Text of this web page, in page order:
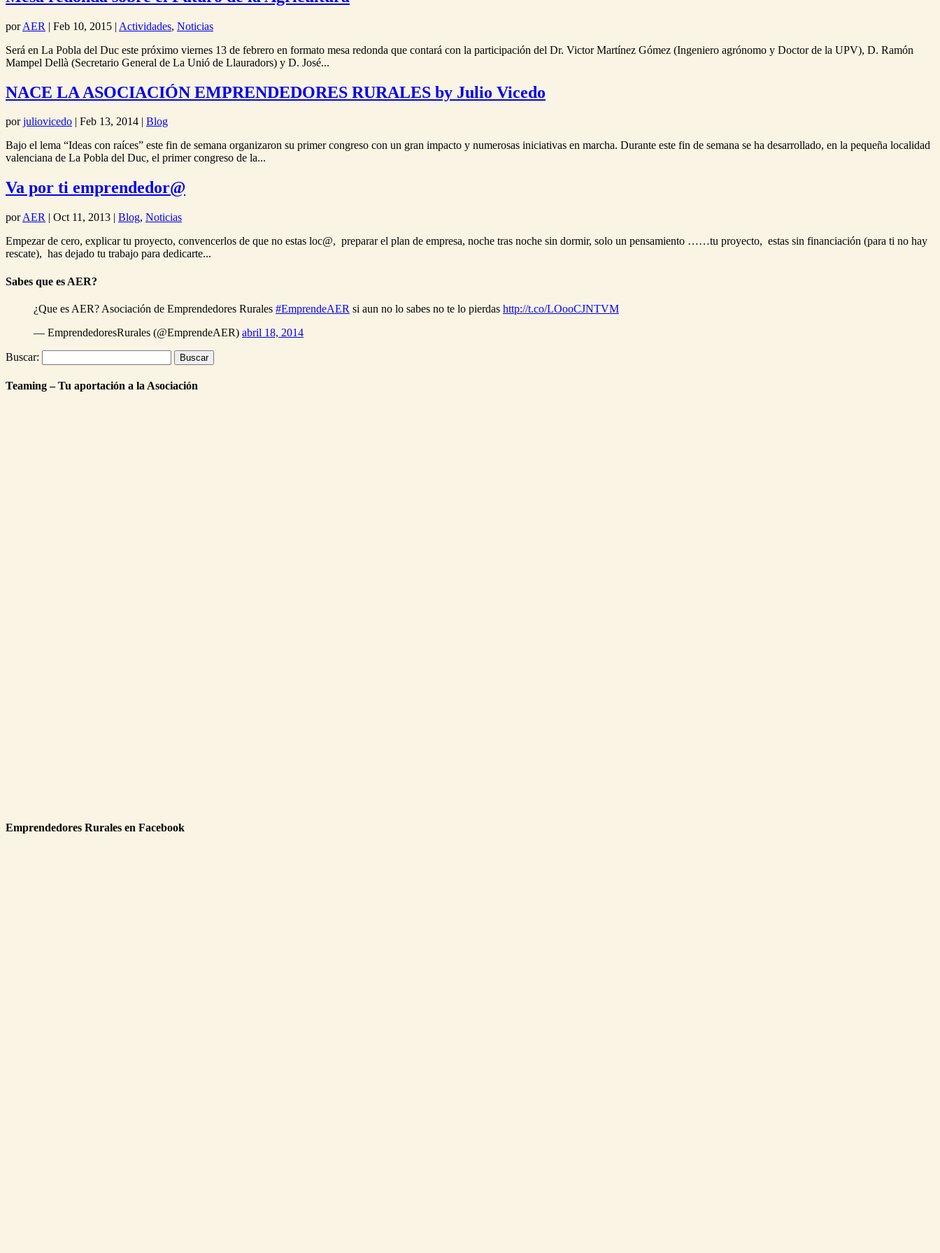
porAER | Feb 10, 2015 | Actividades, Noticias
Será en La Pobla del Duc este próximo viernes 13 de febrero en formato mesa redonda que contará con la participación del Dr. Victor Martínez Gómez (Ingeniero agrónomo y Doctor de la UPV), D. Ramón
Mampel Dellà (Secretario General de La Unió de Llauradors) y D. José...
NACE LA ASOCIACIÓN EMPRENDEDORES RURALES by Julio Vicedo
porjuliovicedo | Feb 13, 2014 | Blog
Bajo el lema “Ideas con raíces” este fin de semana organizaron su primer congreso con un gran impacto y numerosas iniciativas en marcha. Durante este fin de semana se ha desarrollado, en la pequeña localidad
valenciana de La Pobla del Duc, el primer congreso de la...
Va por ti emprendedor@
porAER | Oct 11, 2013 | Blog, Noticias
Empezar de cero, explicar tu proyecto, convencerlos de que no estas loc@, preparar el plan de empresa, noche tras noche sin dormir, solo un pensamiento ……tu proyecto, estas sin financiación (para ti no hay
rescate), has dejado tu trabajo para dedicarte...
Sabes que es AER?
¿Que es AER? Asociación de Emprendedores Rurales #EmprendeAER si aun no lo sabes no te lo pierdas http://t.co/LOooCJNTVM
— EmprendedoresRurales (@EmprendeAER) abril 18, 2014
Buscar:
Teaming – Tu aportación a la Asociación
Emprendedores Rurales en Facebook